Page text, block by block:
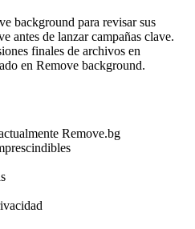
background para revisar sus
antes de lanzar campañas clave.
finales de archivos en
en Remove background.
Remove.bg